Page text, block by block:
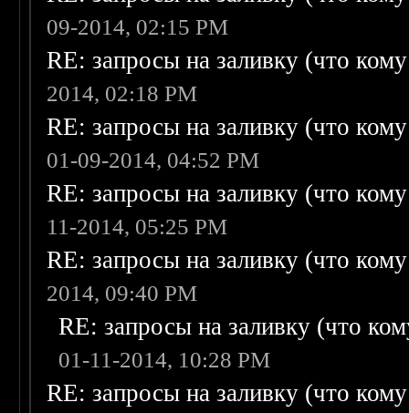
09-2014, 02:15 PM
RE: запросы на заливку (что
2014, 02:18 PM
RE: запросы на заливку (что
01-09-2014, 04:52 PM
RE: запросы на заливку (что
11-2014, 05:25 PM
RE: запросы на заливку (что
2014, 09:40 PM
RE: запросы на заливку (что
01-11-2014, 10:28 PM
RE: запросы на заливку (что